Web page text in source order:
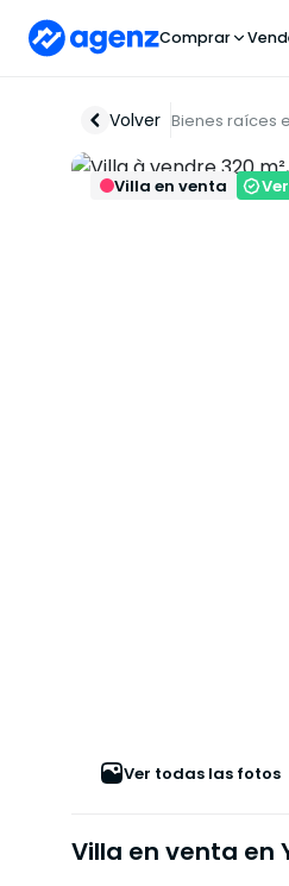
Comprar
Volver Bienes raíces
Ver todas las fotos
Villa en venta
Villa en venta en